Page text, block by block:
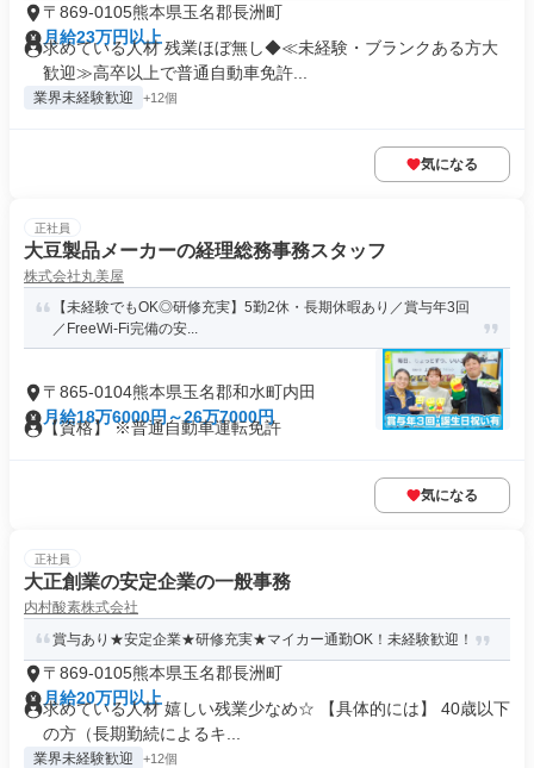
〒869-0105熊本県玉名郡長洲町
月給23万円以上
求めている人材 残業ほぼ無し◆≪未経験・ブランクある方大
歓迎≫高卒以上で普通自動車免許...
業界未経験歓迎 +12個
気になる
正社員
大豆製品メーカーの経理総務事務スタッフ
株式会社丸美屋
【未経験でもOK◎研修充実】5勤2休・長期休暇あり／賞与年3回
／FreeWi-Fi完備の安...
〒865-0104熊本県玉名郡和水町内田
月給18万6000円～26万7000円
【資格】 ※普通自動車運転免許
気になる
正社員
大正創業の安定企業の一般事務
内村酸素株式会社
賞与あり★安定企業★研修充実★マイカー通勤OK！未経験歓迎！
〒869-0105熊本県玉名郡長洲町
月給20万円以上
求めている人材 嬉しい残業少なめ☆ 【具体的には】 40歳以下
の方（長期勤続によるキ...
業界未経験歓迎 +12個